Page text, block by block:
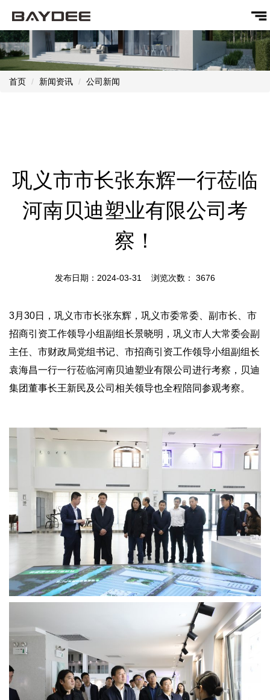
首页 新闻资讯 公司新闻
巩义市市长张东辉一行莅临
河南贝迪塑业有限公司考
察！
发布日期：2024-03-31 浏览次数： 3676
3月30日，巩义市市长张东辉，巩义市委常委、副市长、市
招商引资工作领导小组副组长景晓明，巩义市人大常委会副
主任、市财政局党组书记、市招商引资工作领导小组副组长
袁海昌一行一行莅临河南贝迪塑业有限公司进行考察，贝迪
集团董事长王新民及公司相关领导也全程陪同参观考察。